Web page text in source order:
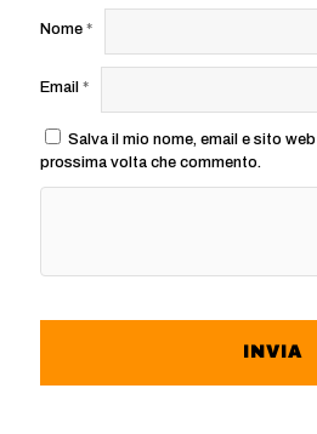
Nome *
Email *
Salva il mio nome, email e sito
prossima volta che commento.